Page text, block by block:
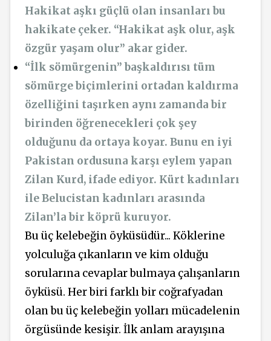
Hakikat aşkı güçlü olan insanları bu
hakikate çeker. “Hakikat aşk olur, aşk
özgür yaşam olur” akar gider.
“İlk sömürgenin” başkaldırısı tüm
sömürge biçimlerini ortadan kaldırma
özelliğini taşırken aynı zamanda bir
birinden öğrenecekleri çok şey
olduğunu da ortaya koyar. Bunu en iyi
Pakistan ordusuna karşı eylem yapan
Zilan Kurd, ifade ediyor. Kürt kadınları
ile Belucistan kadınları arasında
Zilan’la bir köprü kuruyor.
Bu üç kelebeğin öyküsüdür... Köklerine
yolculuğa çıkanların ve kim olduğu
sorularına cevaplar bulmaya çalışanların
öyküsü. Her biri farklı bir coğrafyadan
olan bu üç kelebeğin yolları mücadelenin
örgüsünde kesişir. İlk anlam arayışına